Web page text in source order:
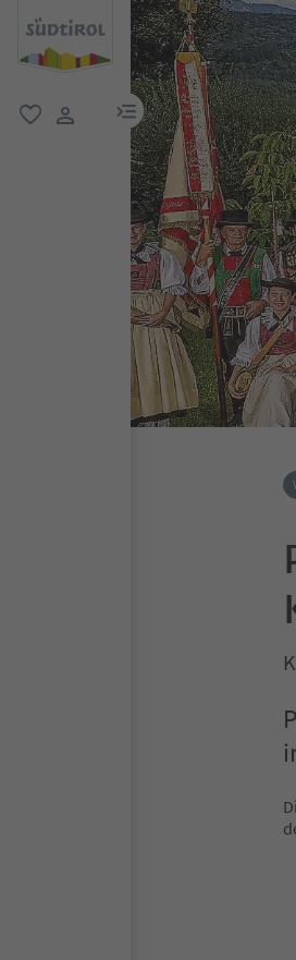
menu link